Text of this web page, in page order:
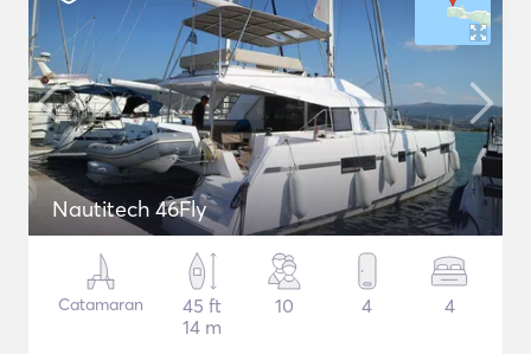
Nautitech 46Fly
Catamaran
45 ft
14 m
10 4 4